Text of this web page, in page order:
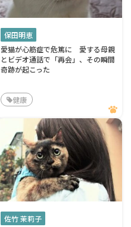
保田明恵
愛猫が心筋症で危篤に 愛する母親
とビデオ通話で「再会」、その瞬間
奇跡が起こった
健康
佐竹 茉莉子